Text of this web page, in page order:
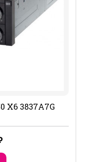
X6 3837A7G